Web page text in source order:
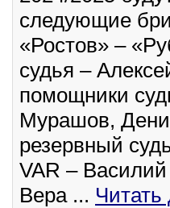
следующие
«Ростов» –
судья –
помощники
Мурашов,
резервный
VAR –
Вера ...